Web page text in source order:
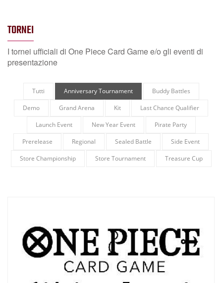
TORNEI
I tornei ufficiali di One Piece Card Game e/o gli eventi di
presentazione
Tutti Anniversary Tournament
Buddy Battles
Demo
Grand Arena Kit
Last Chance Qualifier
Launch Event
New Year Event
Pirate Party
Prerelease
Regional Sealed Battle
Side Event
Store Championship
Store Tournament Treasure Cup